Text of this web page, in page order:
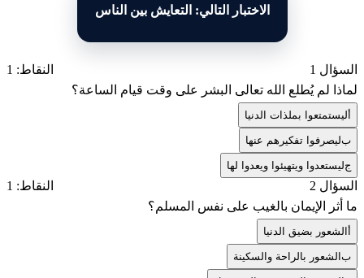
الاختبار التالي: التعايش بين الناس
السؤال 1
النقاط: 1
لماذا لم يُطلع الله تعالى البشر على وقت قيام الساعة؟
ليستمتعوا بملذات الدنيا
بليصرفوا تفكيرهم عنها
جليستعدوا ويتهيئوا ويعدوا لها
السؤال 2
النقاط: 1
ما أثر الإيمان بالغيب على نفس المسلم؟
الشعور بضيق الدنيا
بالشعور بالراحة والسكينة